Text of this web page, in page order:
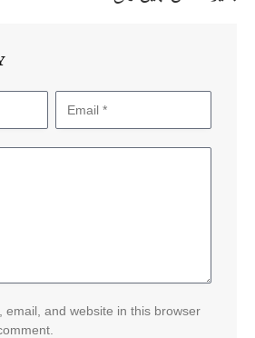
email, and website in this browser